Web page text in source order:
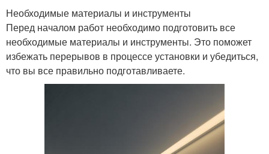
Необходимые материалы и инструменты
Перед началом работ необходимо подготовить все
необходимые материалы и инструменты. Это поможет
избежать перерывов в процессе установки и убедиться,
что вы все правильно подготавливаете.